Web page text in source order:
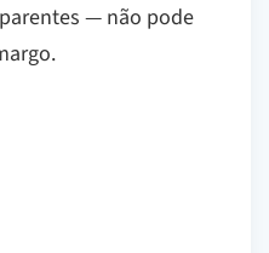
— não pode